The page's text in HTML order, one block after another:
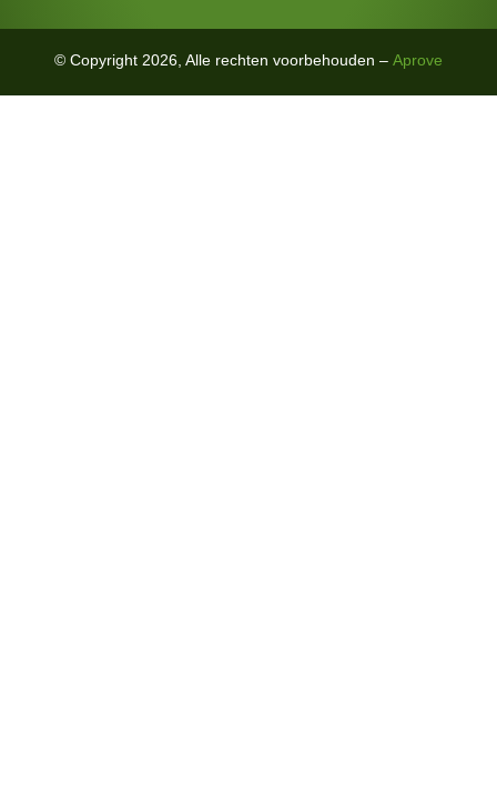
© Copyright 2026, Alle rechten voorbehouden – Aprove